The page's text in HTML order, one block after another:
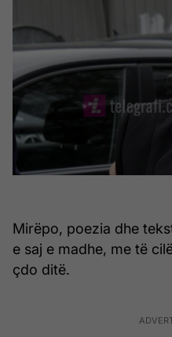
Mirëpo, poezia dhe
e saj e madhe, me të
çdo ditë.